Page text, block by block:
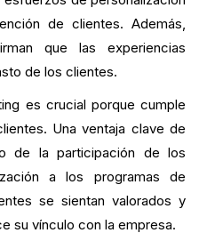
de clientes. Además,
que las experiencias
de los clientes.
es crucial porque cumple
Una ventaja clave de
de la participación de los
a los programas de
se sientan valorados y
su vínculo con la empresa.